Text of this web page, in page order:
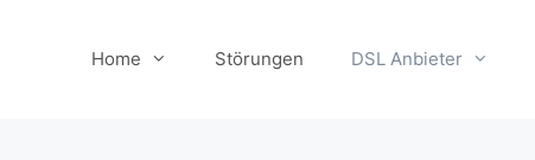
Home Störungen DSL Anbieter